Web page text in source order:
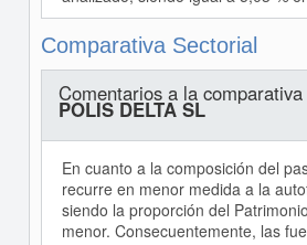
Comparativa Sectorial
Comentarios a la
POLIS DELTA SL
En cuanto a la composición del
recurre en menor medida a la
siendo la proporción del
menor. Consecuentemente, las